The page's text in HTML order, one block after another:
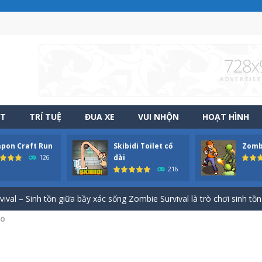
TRÍ TUỆ ĐUA XE VUI NHỘN HOẠT HÌNH
Craft Run
126
Skibidi Toilet cổ
dài
216
đồ đến cho những đứa con qua hành trình gian nan Papa Buzja
Game Squad Assembler: Merge & Fight – Hợp nhất vũ khí, binh lính và
Tralalero Run – Chạy bất tận cùng các nhân vật Italian
Run – Chế tạo vũ khí và bắn hạ kẻ thù Weapon Craft Run là
cổ dài – Thử thách kéo đầu siêu hài hước Skibidi Toilet cổ dài
– Sinh tồn giữa bầy xác sống Zombie Survival là trò chơi sinh
– Vị Vua Trở Lại – Cuộc chiến chống zombie khốc liệt Evony – Vị Vua
Hành trình rèn luyện cơ bắp vượt ngục lâu đài Trong Obby tập gym